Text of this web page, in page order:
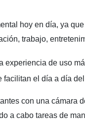
hoy en día, ya
trabajo,
experiencia de uso
facilitan el día a día
con una cámara
a cabo tareas de